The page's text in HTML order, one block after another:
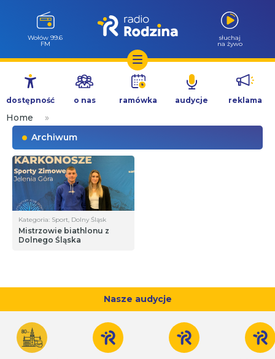
Przejdź
treści
Wołów 99.6
FM
słuchaj
na żywo
dostępność o nas ramówka audycje reklama
Home
»
Archiwum
Kategoria: Sport, Dolny Śląsk
Mistrzowie biathlonu z
Dolnego Śląska
Nasze audycje